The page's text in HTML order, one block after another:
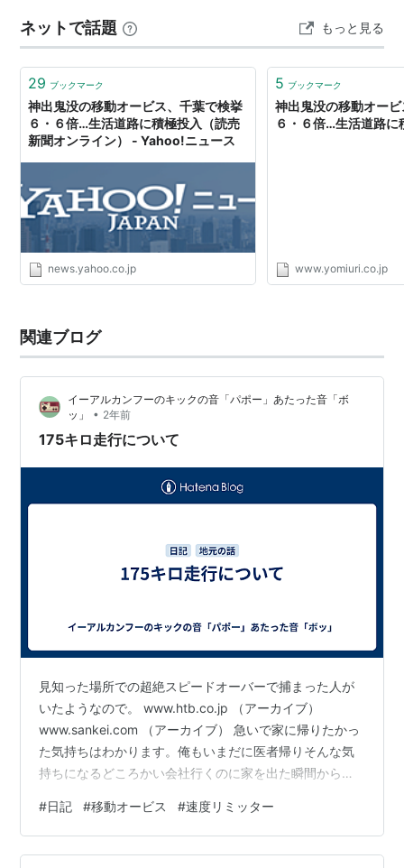
道側でカメラが中央分離帯とか逆に看板が分離帯でカメ
ラが歩道とかのパターンもあるようなのでトリッキーな
感じなこともあるよう…
ネットで話題 もっと見る
29 ブックマーク
神出鬼没の移動オービス、千葉で検挙
６・６倍…生活道路に積極投入（読売
新聞オンライン） - Yahoo!ニュース
news.yahoo.co.jp
5 ブックマーク
神出鬼没の移動オー
６・６倍…生活道路に
www.yomiuri.co.jp
関連ブログ
イーアルカンフーのキックの音「パポー」あたった音「ボ
ッ」
• 2年前
175キロ走行について
見知った場所での超絶スピードオーバーで捕まった人が
いたようなので。 www.htb.co.jp （アーカイブ）
www.sankei.com （アーカイブ） 急いで家に帰りたかっ
た気持ちはわかります。俺もいまだに医者帰りそんな気
持ちになるどころかい会社行くのに家を出た瞬間から帰
てるんで。気持ちはわかります。 が、オービスあるとこ
ろで175キロはいくら何でもやりすぎなんすよ。 時速175
キロということはおそらく速度リミッターにあたった状
#日記 #移動オービス #速度リミッター